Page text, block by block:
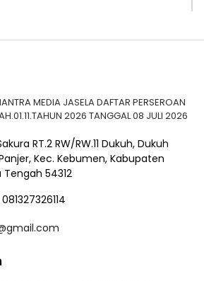
MEDIA JASELA DAFTAR PERSEROAN
2026 TANGGAL 08 JULI 2026
RT.2 RW/RW.11 Dukuh, Dukuh
Kec. Kebumen, Kabupaten
54312